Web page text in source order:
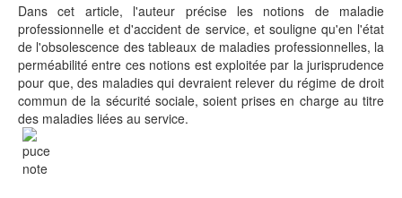
Dans cet article, l'auteur précise les notions de maladie
professionnelle et d'accident de service, et souligne qu'en l'état
de l'obsolescence des tableaux de maladies professionnelles, la
perméabilité entre ces notions est exploitée par la jurisprudence
pour que, des maladies qui devraient relever du régime de droit
commun de la sécurité sociale, soient prises en charge au titre
des maladies liées au service.